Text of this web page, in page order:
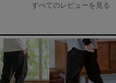
すべてのレビューを見る